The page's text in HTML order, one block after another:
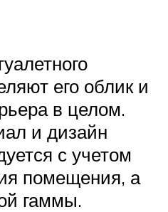
его облик и
в целом.
и дизайн
с учетом
помещения, а
гаммы.